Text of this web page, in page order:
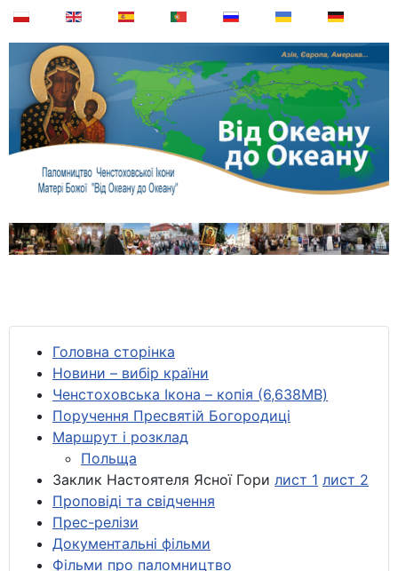
Головна сторінка
Новини – вибір країни
Ченстоховська Ікона – копія (6,638MB)
Поручення Пресвятій Богородиці
Маршрут і розклад
Польща
Заклик Настоятеля Ясної Гори лист 1 лист 2
Проповіді та свідчення
Прес-релізи
Документальні фільми
Фільми про паломництво